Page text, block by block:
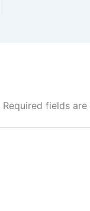
Required fields are